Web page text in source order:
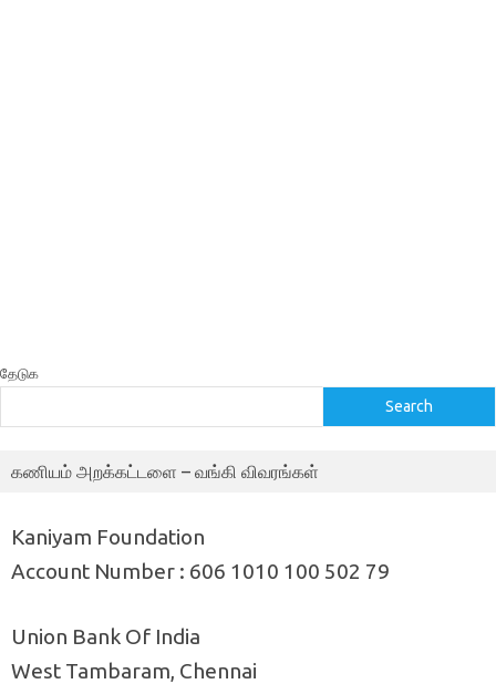
தேடுக
Search
கணியம் அறக்கட்டளை – வங்கி விவரங்கள்
Kaniyam Foundation
Account Number : 606 1010 100 502 79
Union Bank Of India
West Tambaram, Chennai